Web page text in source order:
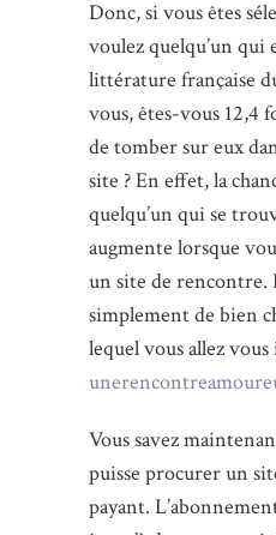
Donc, si vous êtes
voulez quelqu’un qui
littérature française
vous, êtes-vous 12,4
de tomber sur eux
site ? En effet, la
quelqu’un qui se
augmente lorsque
un site de
simplement de bien
lequel vous allez
Vous savez
puisse procurer un
payant.